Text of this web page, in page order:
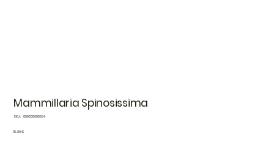
Mammillaria Spinosissima
SKU: SKU
000600005934
Τιμή
15,00 €